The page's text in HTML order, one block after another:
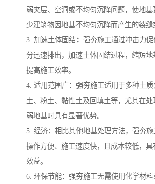
弱夹层、空洞或不均匀沉降问题，使地
少建筑物因地基不均匀沉降而产生的裂缝
3. 加速土体固结：强夯施工通过冲击力
分迅速排出，加速土体固结过程，缩短地
提高施工效率。
4. 适用范围广：强夯施工适用于多种土
土、粉土、黏性土及回填土等，尤其在
弱地基时具有显著优势。
5. 经济：相比其他地基处理方法，强夯施
操作方便、施工速度快，且成本较低，
效益。
6. 环保节能：强夯施工无需使用化学材